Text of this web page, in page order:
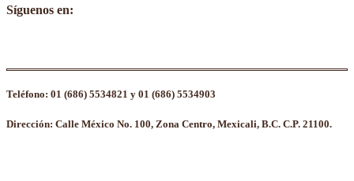
Síguenos en:
Teléfono: 01 (686) 5534821 y 01 (686) 5534903
Dirección: Calle México No. 100, Zona Centro, Mexicali, B.C. C.P. 21100.